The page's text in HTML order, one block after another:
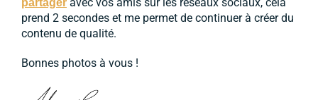
partager
prend 2 secondes et me permet de continuer à créer du
contenu de qualité.
Bonnes photos à vous !